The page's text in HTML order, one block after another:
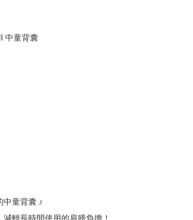
中童背囊
中童背囊 ♪
輕長時間使用的肩膀負擔！